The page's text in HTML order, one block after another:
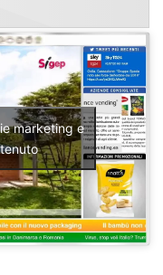
marketing e